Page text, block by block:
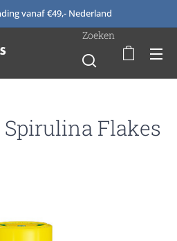
vanaf €49,- Nederland
Zoeken
Flakes